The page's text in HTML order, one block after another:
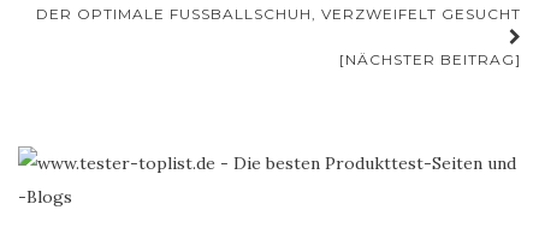
DER OPTIMALE FUSSBALLSCHUH, VERZWEIFELT GESUCHT
[NÄCHSTER BEITRAG]